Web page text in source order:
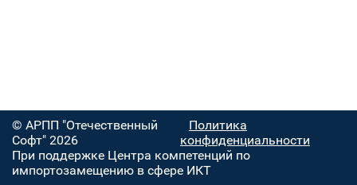
© АРПП "Отечественный
Софт" 2026
Политика
конфиденциальности
При поддержке Центра компетенций по
импортозамещению в сфере ИКТ